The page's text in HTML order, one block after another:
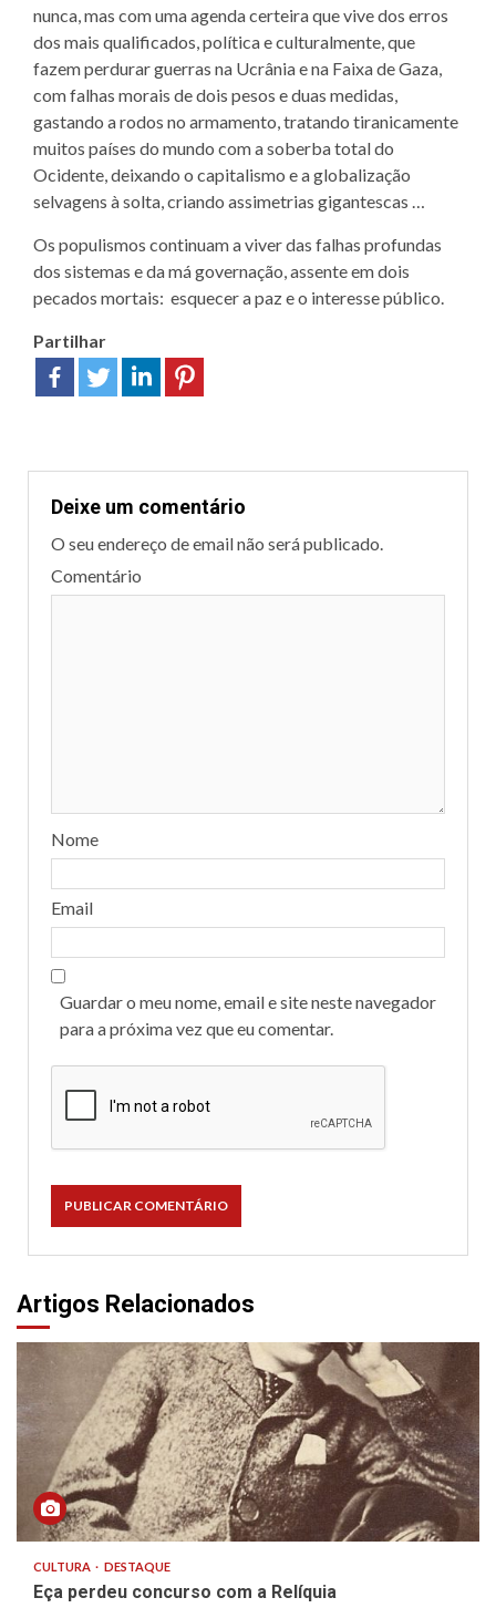
nunca, mas com uma agenda certeira que vive dos erros
dos mais qualificados, política e culturalmente, que
fazem perdurar guerras na Ucrânia e na Faixa de Gaza,
com falhas morais de dois pesos e duas medidas,
gastando a rodos no armamento, tratando tiranicamente
muitos países do mundo com a soberba total do
Ocidente, deixando o capitalismo e a globalização
selvagens à solta, criando assimetrias gigantescas …
Os populismos continuam a viver das falhas profundas
dos sistemas e da má governação, assente em dois
pecados mortais: esquecer a paz e o interesse público.
Partilhar
Deixe um comentário
O seu endereço de email não será publicado.
Comentário
Nome
Email
Guardar o meu nome, email e site neste navegador
para a próxima vez que eu comentar.
Artigos Relacionados
CULTURA DESTAQUE
Eça perdeu concurso com a Relíquia